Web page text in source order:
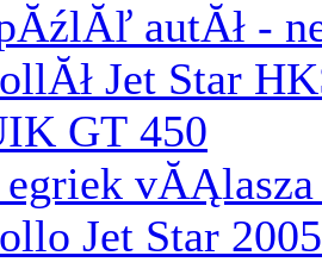
autĂł -
Jet Star
GT 450
vĂĄlasza
Jet Star 2005